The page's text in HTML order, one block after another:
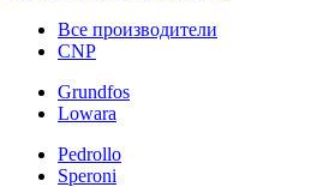
Все производители
CNP
Grundfos
Lowara
Pedrollo
Speroni